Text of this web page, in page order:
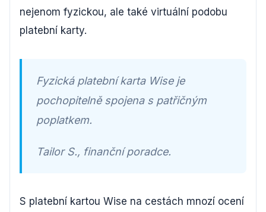
nejenom fyzickou, ale také virtuální podobu
platební karty.
Fyzická platební karta Wise je
pochopitelně spojena s patřičným
poplatkem.
Tailor S., finanční poradce.
S platební kartou Wise na cestách mnozí ocení